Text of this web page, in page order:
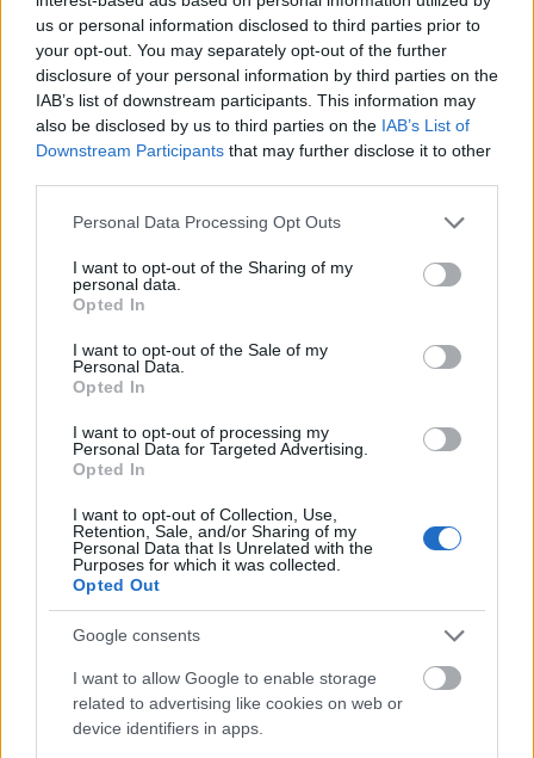
us or personal information disclosed to third parties prior to
your opt-out. You may separately opt-out of the further
disclosure of your personal information by third parties on the
IAB’s list of downstream participants. This information may
also be disclosed by us to third parties on the IAB’s List of
Downstream Participants that may further disclose it to other
Please note that this website/app uses one or more Google
not limited to your visit or usage behaviour. You may click to
grant or deny consent to Google and its third-party tags to
use your data for below specified purposes in below Google
consent section.
Personal Data Processing Opt Outs
I want to opt-out of the Sharing of my
personal data.
Opted In
I want to opt-out of the Sale of my
Personal Data.
Opted In
I want to opt-out of processing my
Personal Data for Targeted Advertising.
Opted In
I want to opt-out of Collection, Use,
Retention, Sale, and/or Sharing of my
Personal Data that Is Unrelated with the
Purposes for which it was collected.
Opted Out
Google consents
I want to allow Google to enable storage
related to advertising like cookies on web or
device identifiers in apps.
Πηγή: ΑΠΕ-ΜΠΕ
Ακολουθήστε τοinsider.gr στο Google News